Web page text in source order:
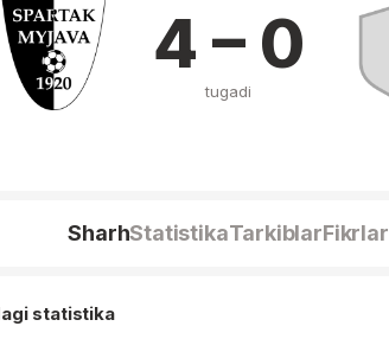
4 – 0
tugadi
SharhStatistikaTarkiblarFikrlar
statistika